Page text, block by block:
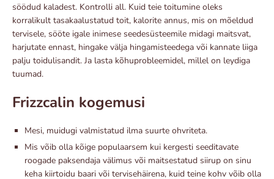
söödud kaladest. Kontrolli all. Kuid teie toitumine oleks
korralikult tasakaalustatud toit, kalorite annus, mis on mõeldud
tervisele, sööte igale inimese seedesüsteemile midagi maitsvat,
harjutate ennast, hingake välja hingamisteedega või kannate liiga
palju toidulisandit. Ja lasta kõhuprobleemidel, millel on leydiga
tuumad.
Frizzcalin kogemusi
Mesi, muidugi valmistatud ilma suurte ohvriteta.
Mis võib olla kõige populaarsem kui kergesti seeditavate
roogade paksendaja välimus või maitsestatud siirup on sinu
keha kiirtoidu baari või tervisehäirena, kuid teine ​​kohv võib olla